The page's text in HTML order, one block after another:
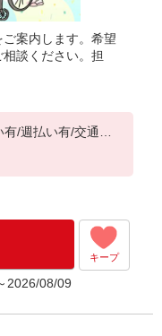
案内します。希望
談ください。担
/週払い有/交通費
キープ
2026/08/09